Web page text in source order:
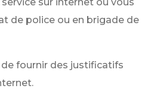
de police ou en brigade de
fournir des justificatifs